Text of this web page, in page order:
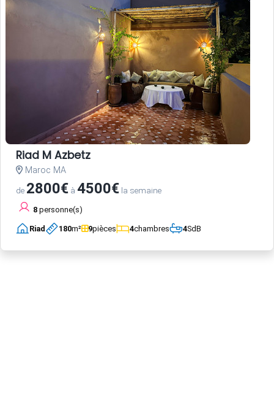
Riad M Azbetz
Maroc MA
de 2800€ à 4500€ la semaine
8 personne(s)
Riad 180m² 9pièces 4chambres 4SdB